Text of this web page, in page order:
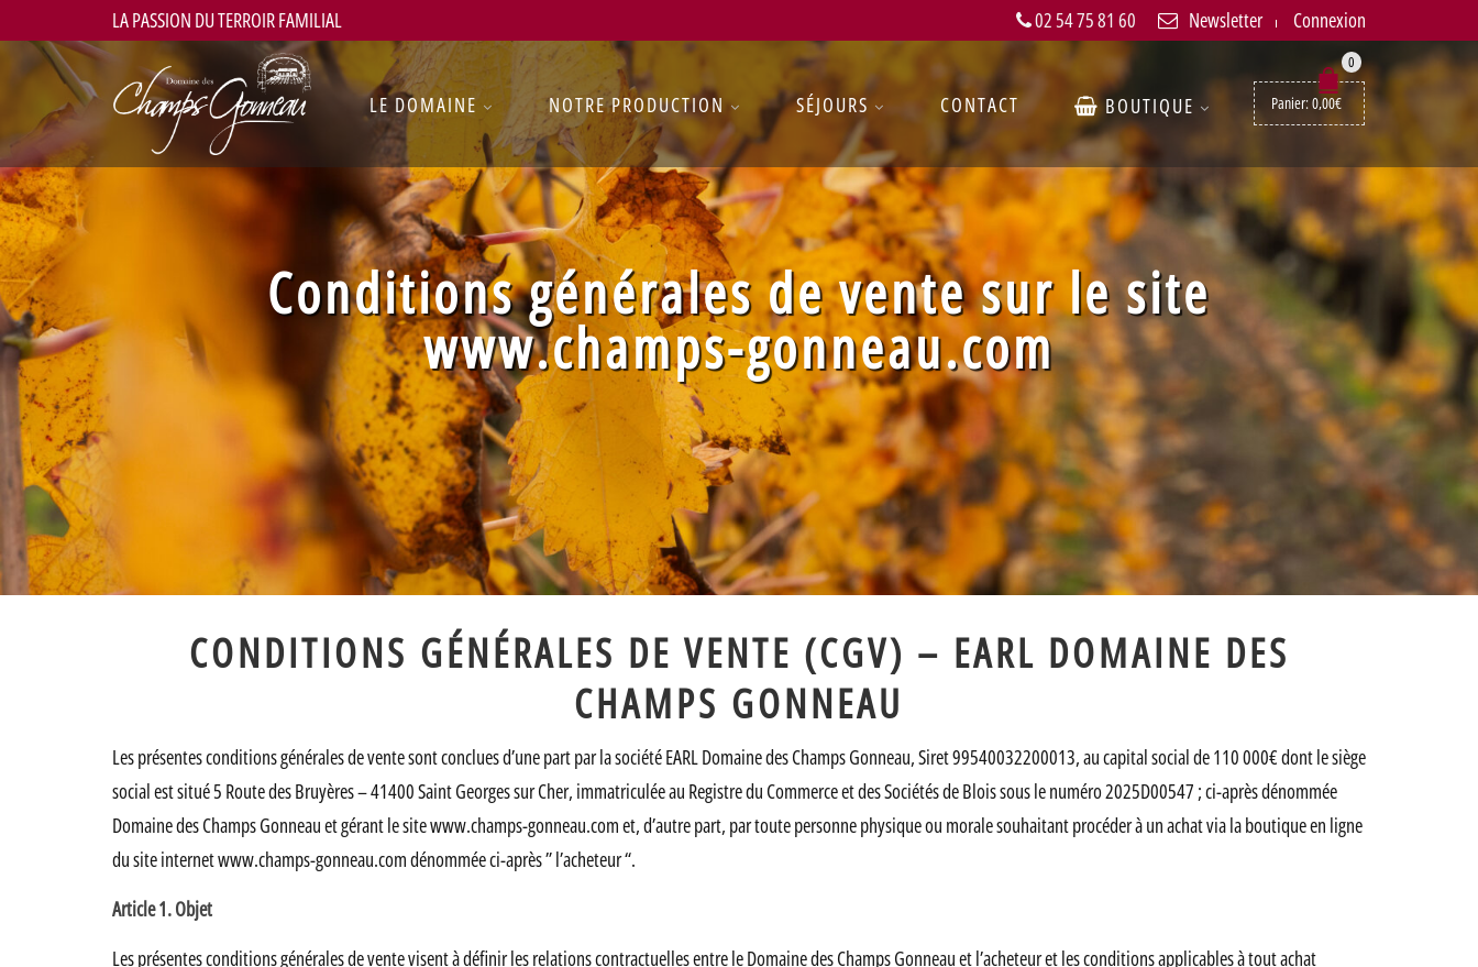
LA PASSION DU TERROIR FAMILIAL Newsletter Connexion
02 54 75 81 60
LE DOMAINE NOTRE PRODUCTION SÉJOURS CONTACT BOUTIQUE
0
Panier:0,00€
Conditions générales de vente sur le site
www.champs-gonneau.com
CONDITIONS GÉNÉRALES DE VENTE (CGV) – EARL DOMAINE DES
CHAMPS GONNEAU
Les présentes conditions générales de vente sont conclues d’une part par la société EARL Domaine des Champs Gonneau, Siret 99540032200013, au capital social de 110 000€ dont le siège
social est situé 5 Route des Bruyères – 41400 Saint Georges sur Cher, immatriculée au Registre du Commerce et des Sociétés de Blois sous le numéro 2025D00547 ; ci-après dénommée
Domaine des Champs Gonneau et gérant le site www.champs-gonneau.com et, d’autre part, par toute personne physique ou morale souhaitant procéder à un achat via la boutique en ligne
du site internet www.champs-gonneau.com dénommée ci-après ” l’acheteur “.
Article 1. Objet
Les présentes conditions générales de vente visent à définir les relations contractuelles entre le Domaine des Champs Gonneau et l’acheteur et les conditions applicables à tout achat